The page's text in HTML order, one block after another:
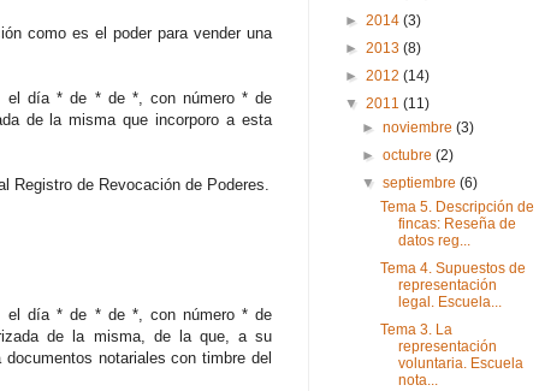
como es el poder para vender una
el día * de * de *, con número * de
de la misma que incorporo a esta
Registro de Revocación de Poderes.
el día * de * de *, con número * de
de la misma, de la que, a su
notariales con timbre del
► 2014 (3)
► 2013 (8)
► 2012 (14)
▼ 2011 (11)
►noviembre(3)
►octubre(2)
▼septiembre(6)
Tema 5. Descripción de
fincas: Reseña de
datos reg...
Tema 4. Supuestos de
representación
legal. Escuela...
Tema 3. La
representación
voluntaria. Escuela
nota...